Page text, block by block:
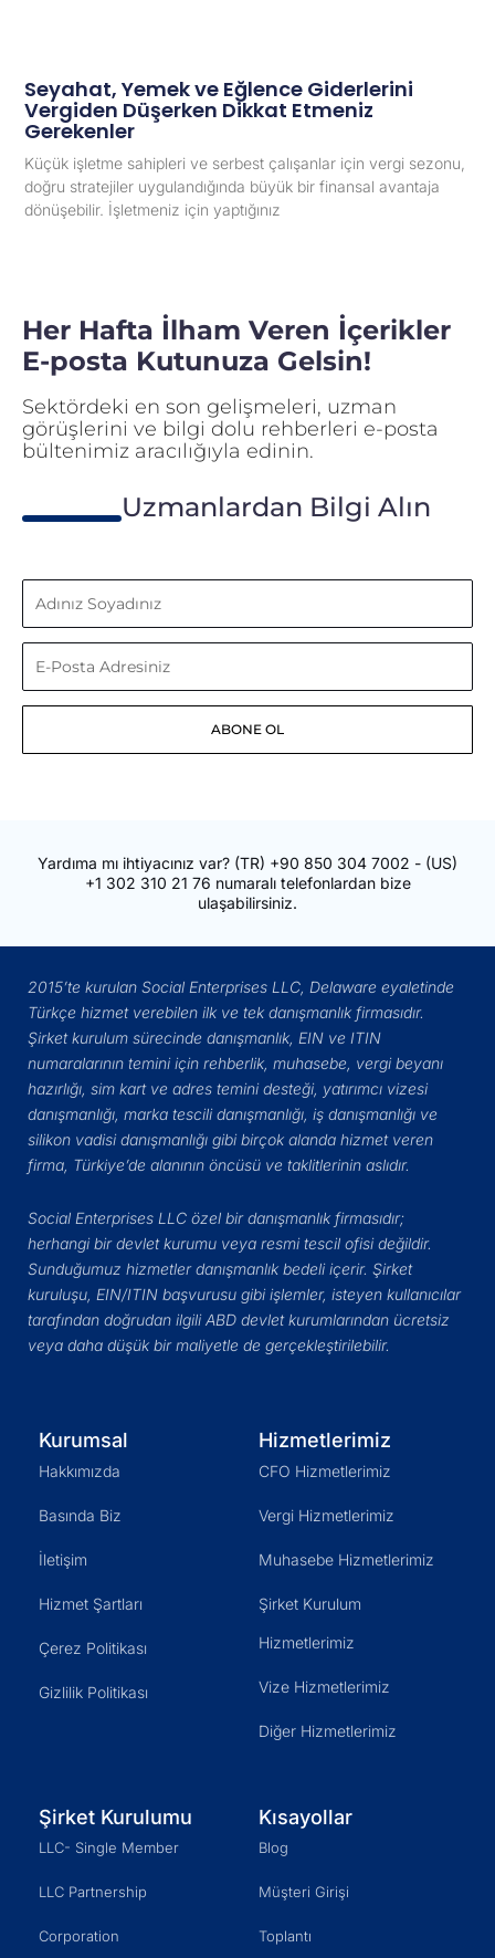
Seyahat, Yemek ve Eğlence Giderlerini
Vergiden Düşerken Dikkat Etmeniz
Gerekenler
Küçük işletme sahipleri ve serbest çalışanlar için vergi sezonu,
doğru stratejiler uygulandığında büyük bir finansal avantaja
dönüşebilir. İşletmeniz için yaptığınız
Her Hafta İlham Veren İçerikler
E-posta Kutunuza Gelsin!
Sektördeki en son gelişmeleri, uzman
görüşlerini ve bilgi dolu rehberleri e-posta
bültenimiz aracılığıyla edinin.
Uzmanlardan Bilgi Alın
Adınız
Soyadınız
E-
Posta
ABONE OL
Yardıma mı ihtiyacınız var? (TR) +90 850 304 7002 - (US)
+1 302 310 21 76 numaralı telefonlardan bize
ulaşabilirsiniz.
2015’te kurulan Social Enterprises LLC, Delaware eyaletinde
Türkçe hizmet verebilen ilk ve tek danışmanlık firmasıdır.
Şirket kurulum sürecinde danışmanlık, EIN ve ITIN
numaralarının temini için rehberlik, muhasebe, vergi beyanı
hazırlığı, sim kart ve adres temini desteği, yatırımcı vizesi
danışmanlığı, marka tescili danışmanlığı, iş danışmanlığı ve
silikon vadisi danışmanlığı gibi birçok alanda hizmet veren
firma, Türkiye’de alanının öncüsü ve taklitlerinin aslıdır.
Social Enterprises LLC özel bir danışmanlık firmasıdır;
herhangi bir devlet kurumu veya resmi tescil ofisi değildir.
Sunduğumuz hizmetler danışmanlık bedeli içerir. Şirket
kuruluşu, EIN/ITIN başvurusu gibi işlemler, isteyen kullanıcılar
tarafından doğrudan ilgili ABD devlet kurumlarından ücretsiz
veya daha düşük bir maliyetle de gerçekleştirilebilir.
Kurumsal
Hakkımızda
Basında Biz
İletişim
Hizmet Şartları
Çerez Politikası
Gizlilik Politikası
Hizmetlerimiz
CFO Hizmetlerimiz
Vergi Hizmetlerimiz
Muhasebe Hizmetlerimiz
Şirket Kurulum
Hizmetlerimiz
Vize Hizmetlerimiz
Diğer Hizmetlerimiz
Şirket Kurulumu
LLC- Single Member
LLC Partnership
Corporation
Kısayollar
Blog
Müşteri Girişi
Toplantı